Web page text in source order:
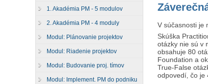
1. Akadémia PM - 5 modulov
2. Akadémia PM - 4 moduly
Modul: Plánovanie projektov
Modul: Riadenie projektov
Modul: Budovanie proj. tímov
Modul: Implement. PM do podniku
V súčasnosti je
Skúška
otázky nie sú v
obsahuje 80
Foundation a
True-False
odpovedí, čo je